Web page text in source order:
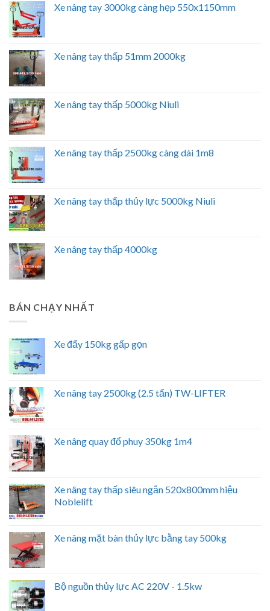
Xe nâng tay 3000kg càng hẹp 550x1150mm
Xe nâng tay thấp 51mm 2000kg
Xe nâng tay thấp 5000kg Niuli
Xe nâng tay thấp 2500kg càng dài 1m8
Xe nâng tay thấp thủy lực 5000kg Niuli
Xe nâng tay thấp 4000kg
BÁN CHẠY NHẤT
Xe đẩy 150kg gấp gọn
Xe nâng tay 2500kg (2.5 tấn) TW-LIFTER
Xe nâng quay đổ phuy 350kg 1m4
Xe nâng tay thấp siêu ngắn 520x800mm hiệu
Noblelift
Xe nâng mặt bàn thủy lực bằng tay 500kg
Bộ nguồn thủy lực AC 220V - 1.5kw